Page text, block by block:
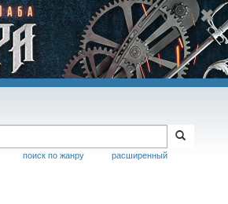
расширенный
поиск по жанру